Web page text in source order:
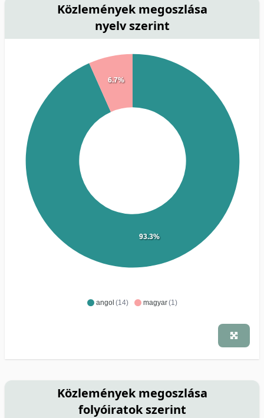
Közlemények megoszlása
nyelv szerint
angol (14) magyar(1)
93.3%
6.7%
Közlemények megoszlása
folyóiratok szerint